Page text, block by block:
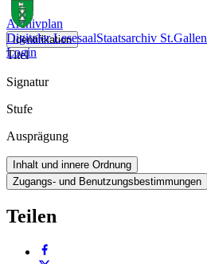
Digitaler LesesaalStaatsarchiv St.Gallen
Login
Archivplan
Identifikation
Titel
Signatur
Stufe
Ausprägung
Inhalt und innere Ordnung
Zugangs- und Benutzungsbestimmungen
Teilen